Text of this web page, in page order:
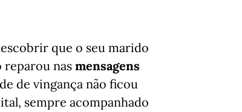
que o seu marido
reparou nas mensagens
de vingança não ficou
sempre acompanhado